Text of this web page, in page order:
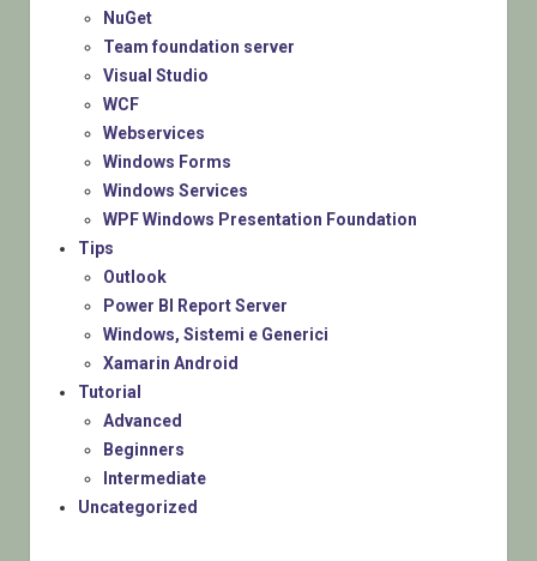
NuGet
Team foundation server
Visual Studio
WCF
Webservices
Windows Forms
Windows Services
WPF Windows Presentation Foundation
Tips
Outlook
Power BI Report Server
Windows, Sistemi e Generici
Xamarin Android
Tutorial
Advanced
Beginners
Intermediate
Uncategorized